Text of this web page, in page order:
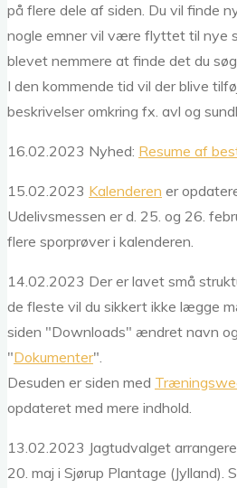
på flere dele af siden. Du vil finde
nogle emner vil være flyttet til nye
blevet nemmere at finde det du
I den kommende tid vil der blive
beskrivelser omkring fx. avl og
16.02.2023 Nyhed: Resume af
15.02.2023 Kalenderen er
Udelivsmessen er d. 25. og 26.
flere sporprøver i kalenderen.
14.02.2023 Der er lavet små
de fleste vil du sikkert ikke lægge
siden "Downloads" ændret navn
"Dokumenter".
Desuden er siden med
opdateret med mere indhold.
13.02.2023 Jagtudvalget
20. maj i Sjørup Plantage (Jylland).